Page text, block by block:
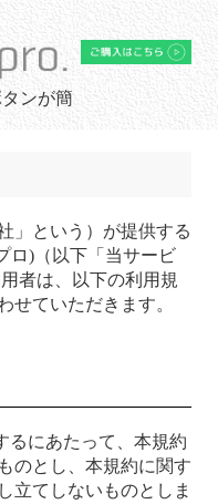
ンが簡
」という）が提供する
ロ)（以下「当サービ
者は、以下の利用規
せていただきます。
るにあたって、本規約
のとし、本規約に関す
立てしないものとしま